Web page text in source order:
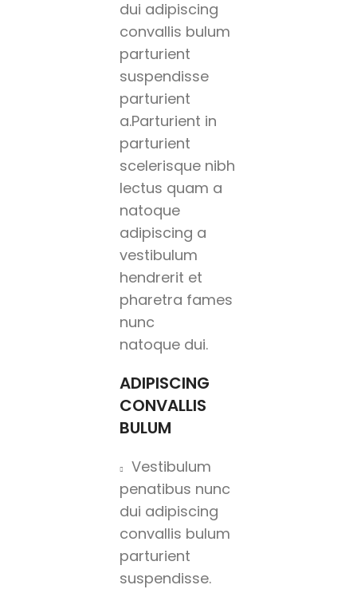
dui adipiscing
convallis bulum
parturient
suspendisse
parturient
a.Parturient in
parturient
scelerisque nibh
lectus quam a
natoque
adipiscing a
vestibulum
hendrerit et
pharetra fames
nunc
natoque dui.
ADIPISCING
CONVALLIS
BULUM
Vestibulum
penatibus nunc
dui adipiscing
convallis bulum
parturient
suspendisse.